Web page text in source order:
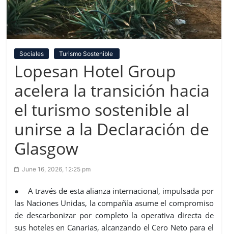
Sociales Turismo Sostenible
Lopesan Hotel Group
acelera la transición hacia
el turismo sostenible al
unirse a la Declaración de
Glasgow
June 16, 2026, 12:25 pm
● A través de esta alianza internacional, impulsada por
las Naciones Unidas, la compañía asume el compromiso
de descarbonizar por completo la operativa directa de
sus hoteles en Canarias, alcanzando el Cero Neto para el